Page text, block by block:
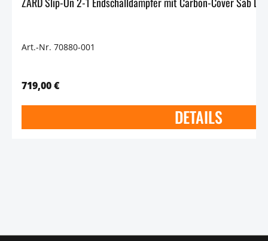
Art.-Nr. 70880-001
719,00 €
DETAILS